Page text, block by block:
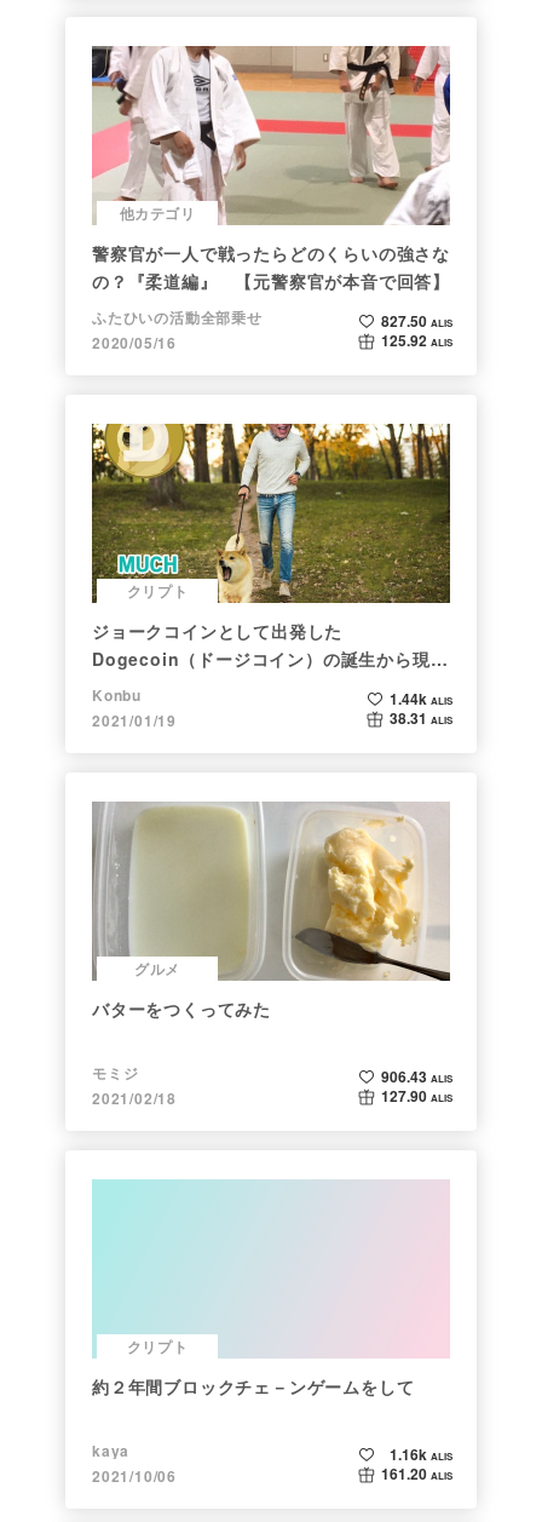
他カテゴリ
警察官が一人で戦ったらどのくらいの強さな
の？『柔道編』 【元警察官が本音で回答】
ふたひいの活動全部乗せ
2020/05/16
827.50 ALIS
125.92 ALIS
クリプト
ジョークコインとして出発した
Dogecoin（ドージコイン）の誕生から現在
まで。注目される非証券性🐶
Konbu
2021/01/19
1.44k ALIS
38.31 ALIS
グルメ
バターをつくってみた
モミジ
2021/02/18
906.43 ALIS
127.90 ALIS
クリプト
約２年間ブロックチェ－ンゲームをして
kaya
2021/10/06
1.16k ALIS
161.20 ALIS